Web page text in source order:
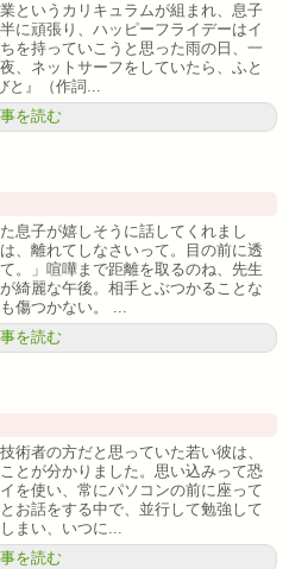
というカリキュラムが組まれ、息子
に頑張り、ハッピーフライデーはイ
を持っていこうと思った雨の日、一
、ネットサーフをしていたら、ふと
と』（作詞...
を読む
息子が嬉しそうに話してくれまし
、離れてしなさいって。目の前に透
。」喧嘩まで距離を取るのね、先生
綺麗な午後。相手とぶつかることな
傷つかない。 ...
を読む
術者の方だと思っていた若い彼は、
とが分かりました。思い込みって恐
を使い、常にパソコンの前に座って
お話をする中で、並行して勉強して
まい、いつに...
を読む